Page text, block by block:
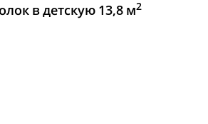
в детскую 13,8 м2